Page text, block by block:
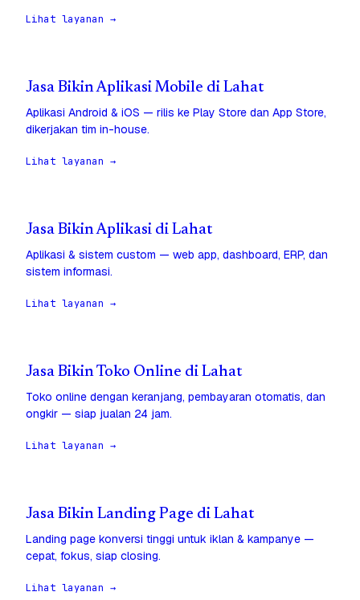
Lihat layanan →
Jasa Bikin Aplikasi Mobile di Lahat
Aplikasi Android & iOS — rilis ke Play Store dan App Store,
dikerjakan tim in-house.
Lihat layanan →
Jasa Bikin Aplikasi di Lahat
Aplikasi & sistem custom — web app, dashboard, ERP, dan
sistem informasi.
Lihat layanan →
Jasa Bikin Toko Online di Lahat
Toko online dengan keranjang, pembayaran otomatis, dan
ongkir — siap jualan 24 jam.
Lihat layanan →
Jasa Bikin Landing Page di Lahat
Landing page konversi tinggi untuk iklan & kampanye —
cepat, fokus, siap closing.
Lihat layanan →